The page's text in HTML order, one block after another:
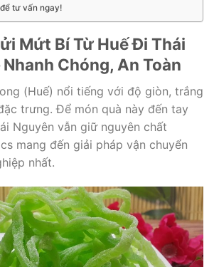
tư vấn ngay!
Mứt Bí Từ Huế Đi Thái
Nhanh Chóng, An Toàn
(Huế) nổi tiếng với độ giòn, trắng
trưng. Để món quà này đến tay
Nguyên vẫn giữ nguyên chất
mang đến giải pháp vận chuyển
nhất.